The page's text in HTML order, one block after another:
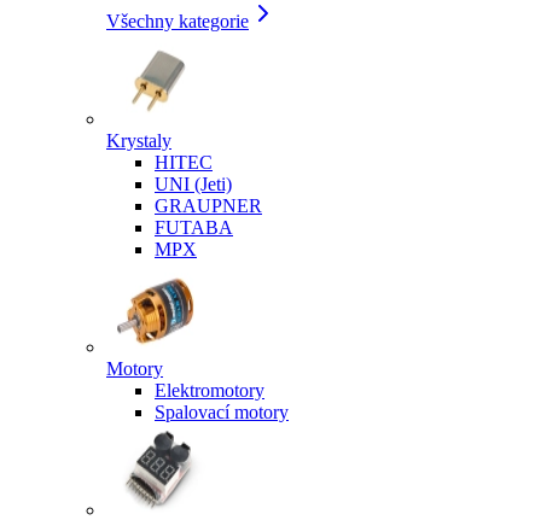
Všechny kategorie
Krystaly
HITEC
UNI (Jeti)
GRAUPNER
FUTABA
MPX
Motory
Elektromotory
Spalovací motory